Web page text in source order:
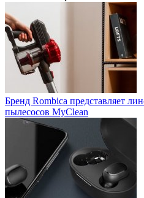
Бренд Rombica представляет
пылесосов MyClean